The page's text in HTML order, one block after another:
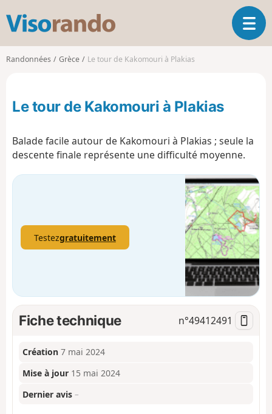
s
o
d
O
u
a
g
a
t
i
o
n
Randonnées Grèce Le tour de Kakomouri à Plakias
Le tour de Kakomouri à Plakias
Balade facile autour de Kakomouri à Plakias ; seule la
descente finale représente une difficulté moyenne.
Testezgratuitement
Fiche technique n°49412491
Création 7 mai 2024
Mise à jour 15 mai 2024
Dernier avis –